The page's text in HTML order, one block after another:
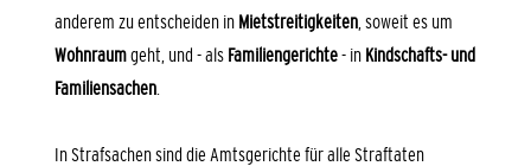
anderem zu entscheiden in Mietstreitigkeiten , soweit es um
Wohnraumgeht, und - als Familiengerichte- in Kindschafts- und
Familiensachen
In Strafsachen sind die Amtsgerichte für alle Straftaten